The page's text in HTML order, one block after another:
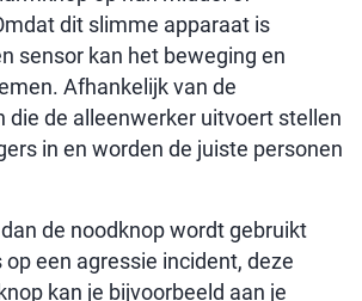
dit slimme apparaat is
sensor kan het beweging en
Afhankelijk van de
die de alleenwerker uitvoert stellen
in en worden de juiste personen
de noodknop wordt gebruikt
een agressie incident, deze
kan je bijvoorbeeld aan je